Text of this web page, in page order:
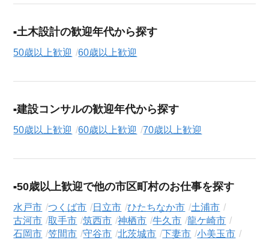
土木設計の歓迎年代から探す
50歳以上歓迎 60歳以上歓迎
建設コンサルの歓迎年代から探す
50歳以上歓迎 60歳以上歓迎 70歳以上歓迎
50歳以上歓迎で他の市区町村のお仕事を探す
水戸市 つくば市 日立市 ひたちなか市
土浦市
古河市
取手市 筑西市 神栖市 牛久市
龍ケ崎市
石岡市
笠間市 守谷市 北茨城市 下妻市
小美玉市